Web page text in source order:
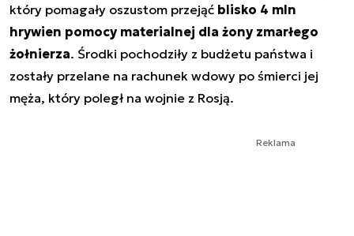
który pomagały oszustom przejąć blisko 4 mln
hrywien pomocy materialnej dla żony zmarłego
żołnierza. Środki pochodziły z budżetu państwa i
zostały przelane na rachunek wdowy po śmierci jej
męża, który poległ na wojnie z Rosją.
Reklama